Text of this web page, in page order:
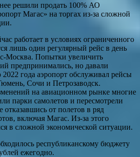
решили продать 100% АО
Магас» на торгах из-за сложной
работает в условиях ограниченного
лишь один регулярный рейс в день
Москва. Попытки увеличить
предпринимались, но давали
года аэропорт обслуживал рейсы
Сочи и Петрозаводск.
на авиационном рынке многие
парки самолетов и пересмотрели
от полетов в ряд
включая Магас. Из-за этого
в сложной экономической ситуации.
республиканскому бюджету
ежегодно.